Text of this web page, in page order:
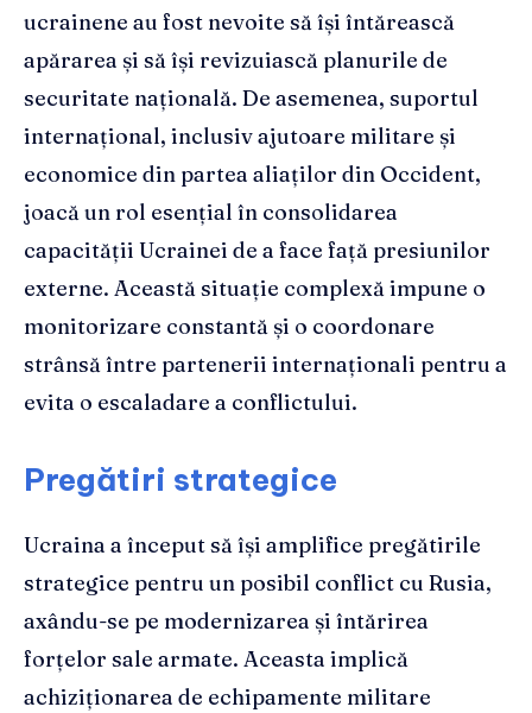
ucrainene au fost nevoite să își întărească
apărarea și să își revizuiască planurile de
securitate națională. De asemenea, suportul
internațional, inclusiv ajutoare militare și
economice din partea aliaților din Occident,
joacă un rol esențial în consolidarea
capacității Ucrainei de a face față presiunilor
externe. Această situație complexă impune o
monitorizare constantă și o coordonare
strânsă între partenerii internaționali pentru a
evita o escaladare a conflictului.
Pregătiri strategice
Ucraina a început să își amplifice pregătirile
strategice pentru un posibil conflict cu Rusia,
axându-se pe modernizarea și întărirea
forțelor sale armate. Aceasta implică
achiziționarea de echipamente militare